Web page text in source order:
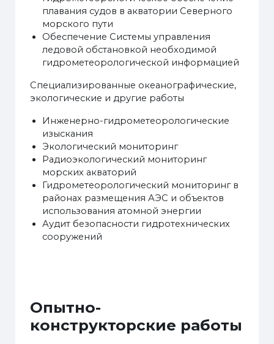
плавания судов в акватории Северного
морского пути
Обеспечение Системы управления
ледовой обстановкой необходимой
гидрометеорологической информацией
Специализированные океанографические,
экологические и другие работы
Инженерно-гидрометеорологические
изыскания
Экологический мониторинг
Радиоэкологический мониторинг
морских акваторий
Гидрометеорологический мониторинг в
районах размещения АЭС и объектов
использования атомной энергии
Аудит безопасности гидротехнических
сооружений
Опытно-
конструкторские работы